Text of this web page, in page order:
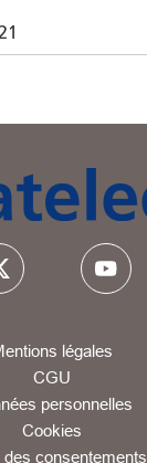
légales
CGU
personnelles
Cookies
des consentements